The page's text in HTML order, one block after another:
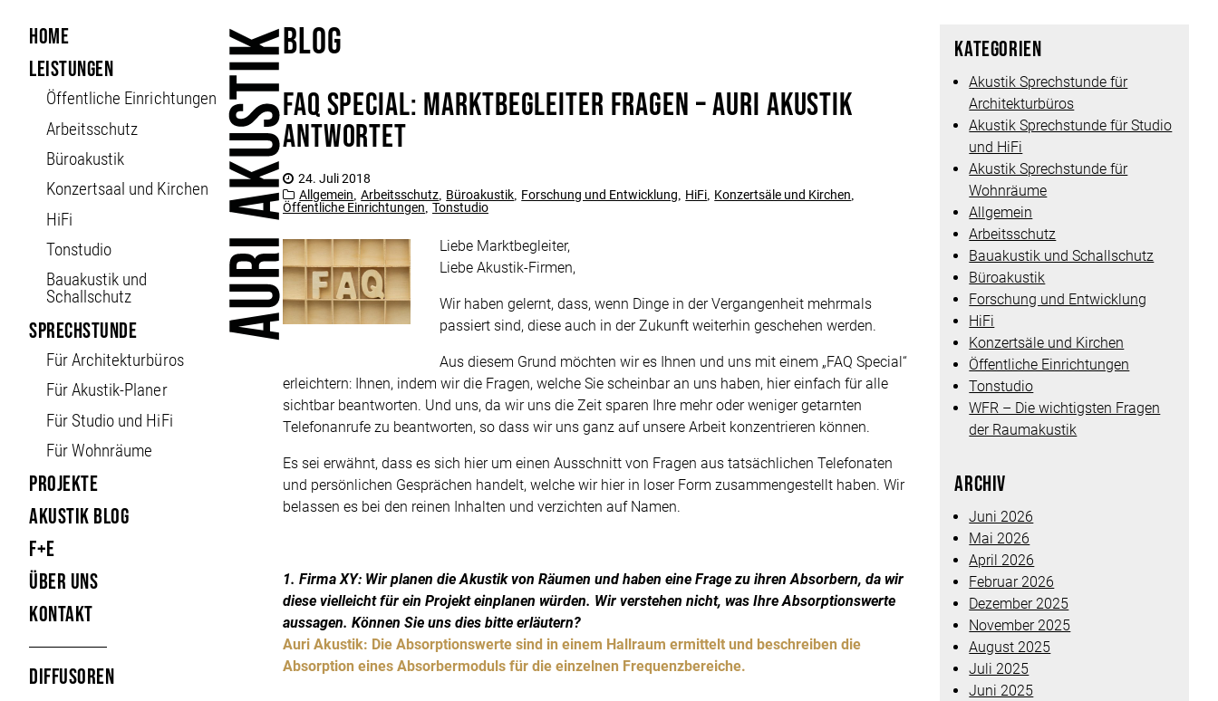
Home
Leistungen
Öffent­liche Ein­richt­ungen
Arbeitsschutz
Büroakustik
Konzertsaal und Kirchen
HiFi
Tonstudio
Bauakustik und
Schallschutz
Sprechstunde
Für Architekturbüros
Für Akustik-Planer
Für Studio und HiFi
Für Wohnräume
Projekte
Akustik Blog
F+E
Über uns
Kontakt
Diffusoren
Blog
FAQ Special: Marktbegleiter fragen – Auri Akustik
antwortet
24. Juli 2018
Allgemein Arbeitsschutz Büroakustik Forschung und Entwicklung HiFi Konzertsäle und Kirchen
Öffentliche Einrichtungen Tonstudio
Liebe Marktbegleiter,
Liebe Akustik-Firmen,
Wir haben gelernt, dass, wenn Dinge in der Vergangenheit mehrmals
passiert sind, diese auch in der Zukunft weiterhin geschehen werden.
Aus diesem Grund möchten wir es Ihnen und uns mit einem „FAQ Special“
erleichtern: Ihnen, indem wir die Fragen, welche Sie scheinbar an uns haben, hier einfach für alle
sichtbar beantworten. Und uns, da wir uns die Zeit sparen Ihre mehr oder weniger getarnten
Telefonanrufe zu beantworten, so dass wir uns ganz auf unsere Arbeit konzentrieren können.
Es sei erwähnt, dass es sich hier um einen Ausschnitt von Fragen aus tatsächlichen Telefonaten
und persönlichen Gesprächen handelt, welche wir hier in loser Form zusammengestellt haben. Wir
belassen es bei den reinen Inhalten und verzichten auf Namen.
1. Firma XY: Wir planen die Akustik von Räumen und haben eine Frage zu ihren Absorbern, da wir
diese vielleicht für ein Projekt einplanen würden. Wir verstehen nicht, was Ihre Absorptionswerte
aussagen. Können Sie uns dies bitte erläutern?
Auri Akustik: Die Absorptionswerte sind in einem Hallraum ermittelt und beschreiben die
Absorption eines Absorbermoduls für die einzelnen Frequenzbereiche.
Kategorien
Akustik Sprechstunde für
Architekturbüros
Akustik Sprechstunde für Studio
und HiFi
Akustik Sprechstunde für
Wohnräume
Allgemein
Arbeitsschutz
Bauakustik und Schallschutz
Büroakustik
Forschung und Entwicklung
HiFi
Konzertsäle und Kirchen
Öffentliche Einrichtungen
Tonstudio
WFR – Die wichtigsten Fragen
der Raumakustik
Archiv
Juni 2026
Mai 2026
April 2026
Februar 2026
Dezember 2025
November 2025
August 2025
Juli 2025
Juni 2025